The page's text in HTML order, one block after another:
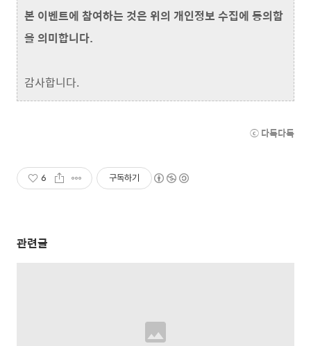
본 이벤트에 참여하는 것은 위의 개인정보 수집에 동의함
을 의미합니다.
감사합니다.
ⓒ 다독다독
6 구독하기
관련글